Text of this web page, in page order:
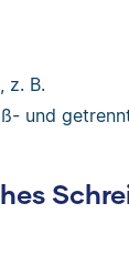
z. B.
und